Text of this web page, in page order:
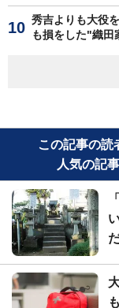
秀吉よりも大役
も損をした"織田
この記事の読
人気の記事